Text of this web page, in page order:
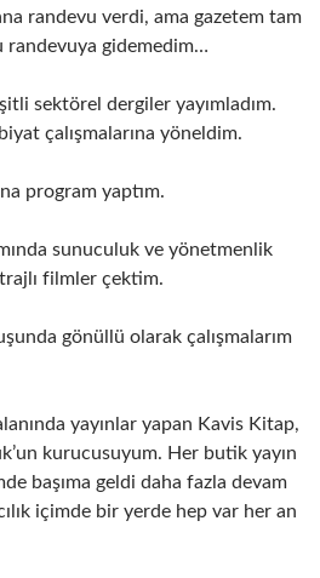
randevu verdi, ama gazetem tam
randevuya gidemedim…
sektörel dergiler yayımladım.
çalışmalarına yöneldim.
program yaptım.
sunuculuk ve yönetmenlik
filmler çektim.
gönüllü olarak çalışmalarım
yayınlar yapan Kavis Kitap,
kurucusuyum. Her butik yayın
başıma geldi daha fazla devam
içimde bir yerde hep var her an